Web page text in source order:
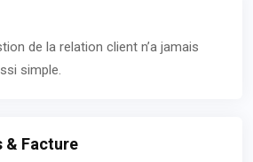
de la relation client n’a jamais
simple.
& Facture